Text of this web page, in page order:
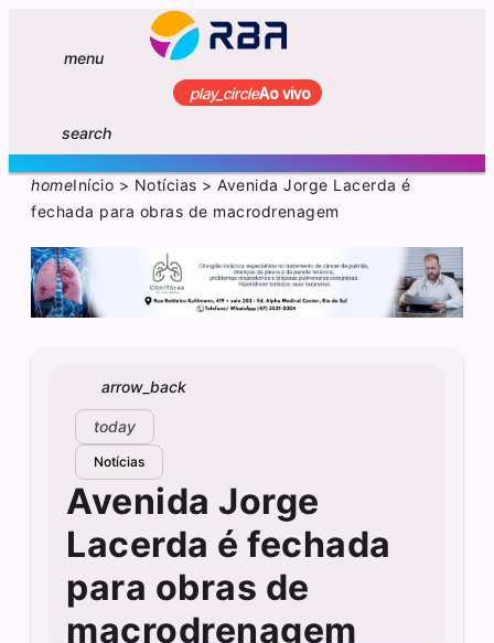
menu
play_circleAo vivo
search
homeInício > Notícias >Avenida Jorge Lacerda é
fechada para obras de macrodrenagem
arrow_back
today
Notícias
Avenida Jorge
Lacerda é fechada
para obras de
macrodrenagem